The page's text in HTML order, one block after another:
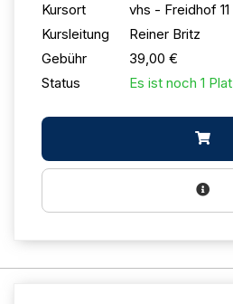
Kursort
vhs - Freidhof
Kursleitung
Reiner Britz
Gebühr
39,00 €
Status
Es ist noch 1